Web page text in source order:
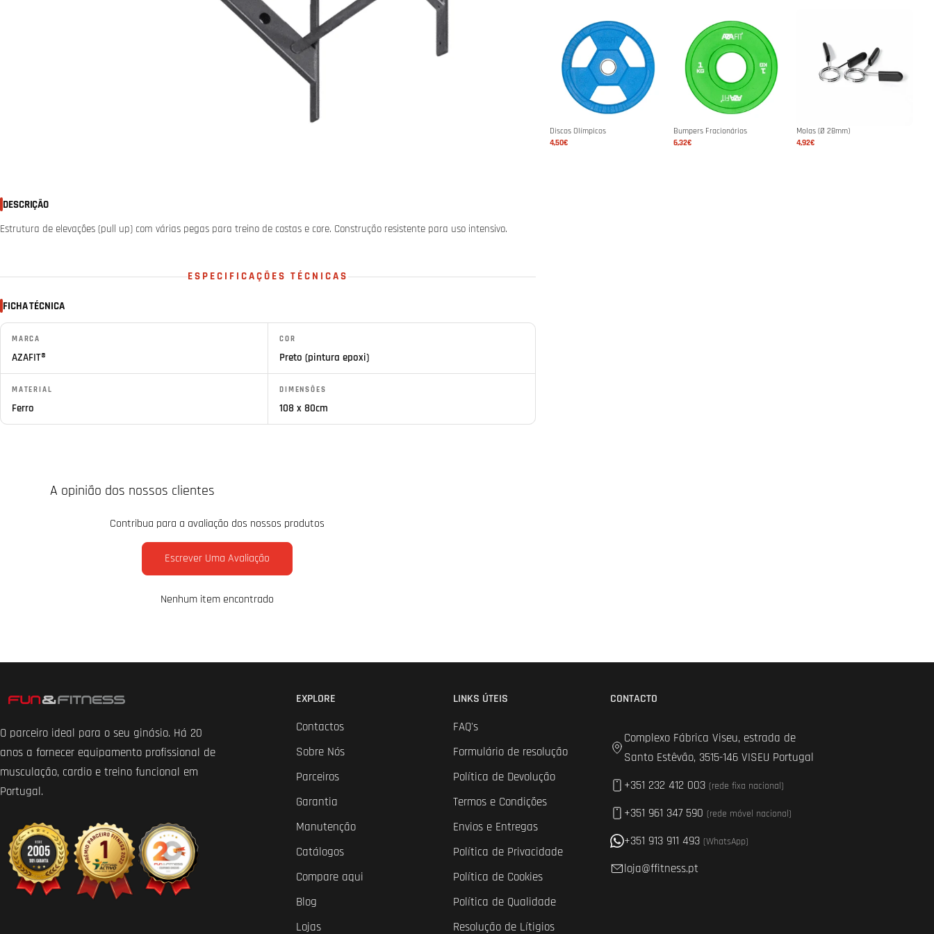
DESCRIÇÃO
Estrutura de elevações (pull up) com várias pegas para treino de costas e core. Construção resistente para uso intensivo.
ESPECIFICAÇÕES TÉCNICAS
FICHA TÉCNICA
MARCA
AZAFIT®
COR
Preto (pintura epoxi)
MATERIAL
Ferro
DIMENSÕES
108 x 80cm
Discos Olímpicos
4,50€
Bumpers Fracionários
6,32€
Molas (Ø 28mm)
4,92€
A opinião dos nossos clientes
Contribua para a avaliação dos nossos produtos
Escrever Uma Avaliação
Nenhum item encontrado
O parceiro ideal para o seu ginásio. Há 20
anos a fornecer equipamento profissional de
musculação, cardio e treino funcional em
Portugal.
EXPLORE
Contactos
Sobre Nós
Parceiros
Garantia
Manutenção
Catálogos
Compare aqui
Blog
Lojas
LINKS ÚTEIS
FAQ's
Formulário de resolução
Política de Devolução
Termos e Condições
Envios e Entregas
Política de Privacidade
Política de Cookies
Política de Qualidade
Resolução de Lítigios
CONTACTO
Complexo Fábrica Viseu, estrada de
Santo Estêvão, 3515-146 VISEU Portugal
+351 232 412 003 (rede fixa nacional)
+351 961 347 590 (rede móvel nacional)
+351 913 911 493 (WhatsApp)
loja@ffitness.pt